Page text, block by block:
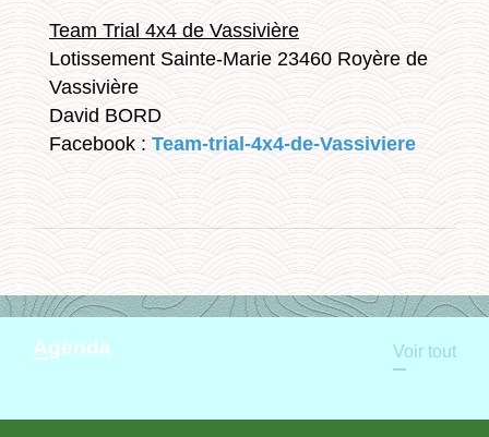
Team Trial 4x4 de Vassivière
Lotissement Sainte-Marie 23460 Royère de
Vassivière
David BORD
Facebook : Team-trial-4x4-de-Vassiviere
Agenda Voir tout